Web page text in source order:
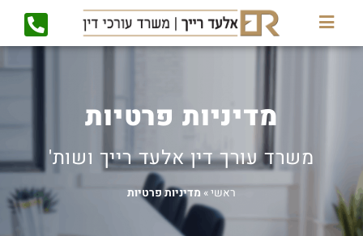
מדיניות פרטיות
משרד עורך דין אלעד רייך ושות'
ראשי»מדיניות פרטיות